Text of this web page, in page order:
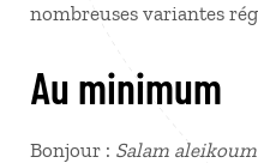
nombreuses variantes
Au minimum
Bonjour : Salam aleikoum